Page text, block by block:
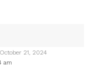
am
21, 2024